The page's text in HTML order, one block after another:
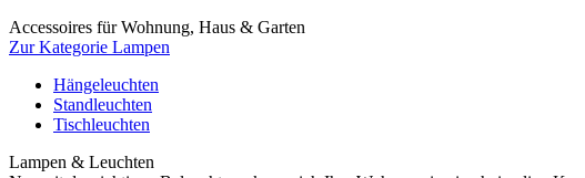
Accessoires für Wohnung, Haus & Garten
Zur Kategorie Lampen
Hängeleuchten
Standleuchten
Tischleuchten
Lampen & Leuchten